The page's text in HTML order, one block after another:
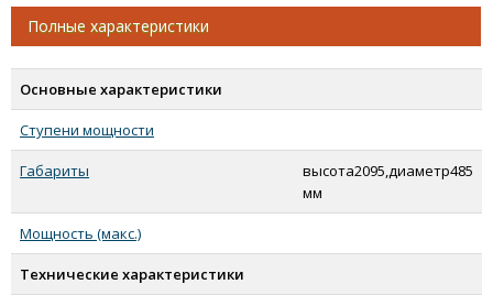
Тепломаш КЭВ-30П6041Е (полированная)
Тепломаш КЭВ-30П6041Е (нержавеющая)
Тепломаш КЭВ-18П6042Е (полированная)
Тепломаш КЭВ-36П6042Е (полированная)
Тепломаш КЭВ-18П6042Е (нержавеющая)
Тепломаш КЭВ-24П6042Е (нержавеющая)
Полные характеристики
Основные характеристики
Ступени мощности
Габариты
высота2095,диаметр485
мм
Мощность (макс.)
Технические характеристики